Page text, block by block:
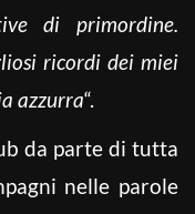
di primordine.
ricordi dei miei
azzurra“.
da parte di tutta
nelle parole